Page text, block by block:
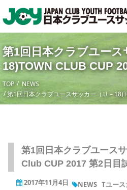
第1回日本クラブユース
18)TOWN CLUB CUP
TOP
NEWS
第1回日本クラブユースサッカー（Ｕ－
第1回日本クラブユース
Club CUP 2017 第2日目
2017年11月4日 NEWS Tユー